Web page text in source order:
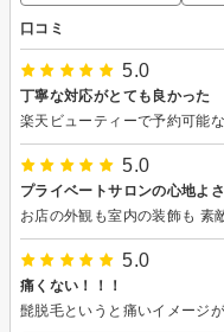
口コミ
5.0
丁寧な対応がとても良かった
5.0
プライベートサロンの心地よさ
5.0
痛くない！！！